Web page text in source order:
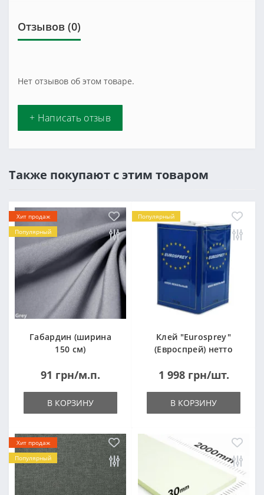
Отзывов (0)
Нет отзывов об этом товаре.
+ Написать отзыв
Также покупают с этим товаром
Хит продаж
Популярный
Габардин (ширина
150 см)
91 грн/м.п.
В КОРЗИНУ
Популярный
Клей "Eurosprey"
(Евроспрей) нетто
1 998 грн/шт.
В КОРЗИНУ
Хит продаж
Популярный